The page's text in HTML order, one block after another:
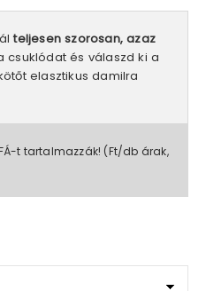
teljesen szorosan, azaz
csuklódat és válaszd ki a
elasztikus damilra
t tartalmazzák! (Ft/db árak,